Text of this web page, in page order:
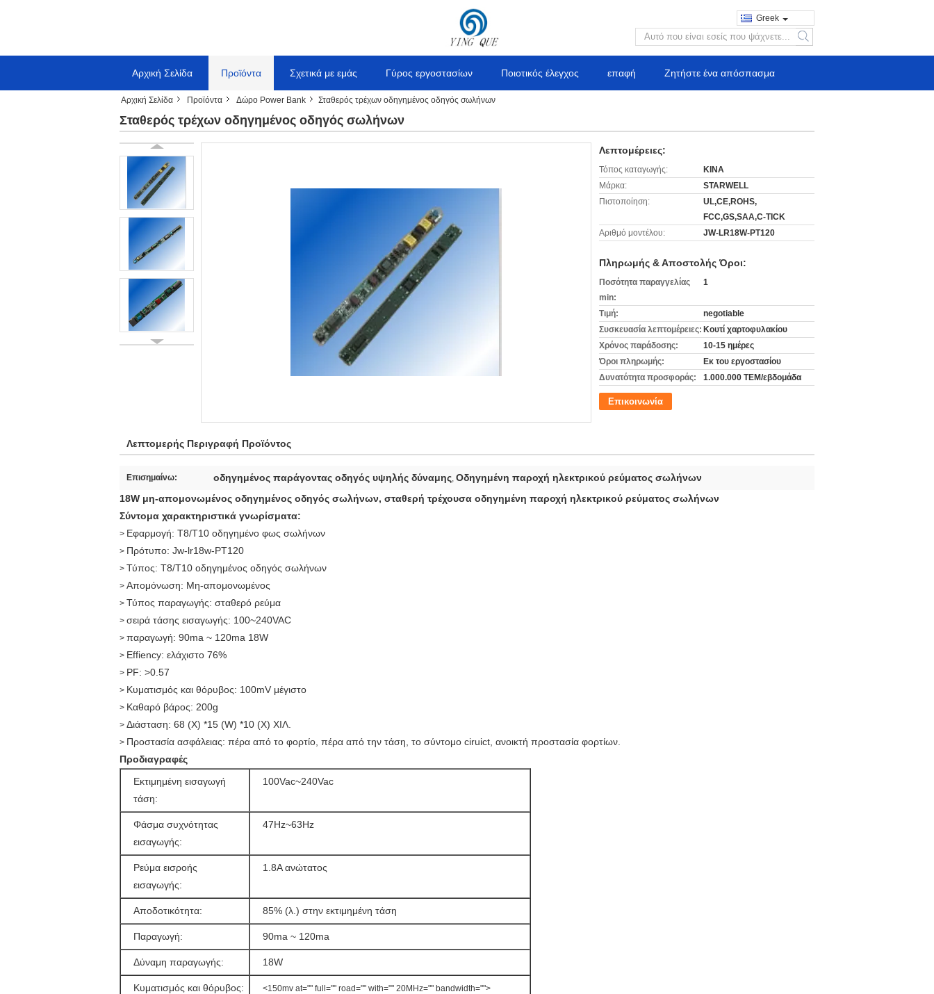
Greek
search
Αρχική Σελίδα Προϊόντα Σχετικά με εμάς Γύρος εργοστασίων Ποιοτικός έλεγχος επαφή Ζητήστε ένα απόσπασμα
Αρχική Σελίδα Προϊόντα Δώρο Power Bank Σταθερός τρέχων οδηγημένος οδηγός σωλήνων
Σταθερός τρέχων οδηγημένος οδηγός σωλήνων
Λεπτομέρειες:
Τόπος καταγωγής:
ΚΙΝΑ
Μάρκα:
STARWELL
Πιστοποίηση:
UL,CE,ROHS,
FCC,GS,SAA,C-TICK
Αριθμό μοντέλου:
JW-LR18W-PT120
Πληρωμής & Αποστολής Όροι:
Ποσότητα παραγγελίας
min:
1
Τιμή:
negotiable
Συσκευασία λεπτομέρειες: Κουτί χαρτοφυλακίου
Χρόνος παράδοσης:
10-15 ημέρες
Όροι πληρωμής:
Εκ του εργοστασίου
Δυνατότητα προσφοράς:
1.000.000 ΤΕΜ/εβδομάδα
Επικοινωνία
Λεπτομερής Περιγραφή Προϊόντος
Επισημαίνω: οδηγημένος παράγοντας οδηγός υψηλής δύναμης, Οδηγημένη παροχή ηλεκτρικού ρεύματος σωλήνων
18W μη-απομονωμένος οδηγημένος οδηγός σωλήνων, σταθερή τρέχουσα οδηγημένη παροχή ηλεκτρικού ρεύματος σωλήνων
Σύντομα χαρακτηριστικά γνωρίσματα:
> Εφαρμογή: T8/T10 οδηγημένο φως σωλήνων
> Πρότυπο: Jw-lr18w-PT120
> Τύπος: T8/T10 οδηγημένος οδηγός σωλήνων
> Απομόνωση: Μη-απομονωμένος
> Τύπος παραγωγής: σταθερό ρεύμα
> σειρά τάσης εισαγωγής: 100~240VAC
> παραγωγή: 90ma ~ 120ma 18W
> Effiency: ελάχιστο 76%
> PF: >0.57
> Κυματισμός και θόρυβος: 100mV μέγιστο
> Καθαρό βάρος: 200g
> Διάσταση: 68 (Χ) *15 (W) *10 (Χ) ΧΙΛ.
> Προστασία ασφάλειας: πέρα από το φορτίο, πέρα από την τάση, το σύντομο ciruict, ανοικτή προστασία φορτίων.
Προδιαγραφές
Εκτιμημένη εισαγωγή
τάση:
100Vac~240Vac
Φάσμα συχνότητας
εισαγωγής:
47Hz~63Hz
Ρεύμα εισροής
εισαγωγής:
1.8A ανώτατος
Αποδοτικότητα: 85% (λ.) στην εκτιμημένη τάση
Παραγωγή: 90ma ~ 120ma
Δύναμη παραγωγής: 18W
Κυματισμός και θόρυβος: <150mv at="" full="" road="" with="" 20MHz="" bandwidth="">